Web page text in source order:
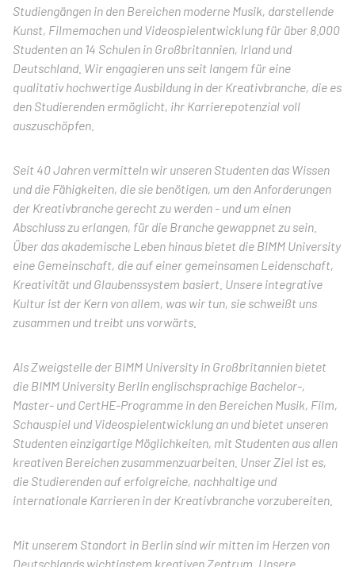
Studiengängen in den Bereichen moderne Musik, darstellende
Kunst, Filmemachen und Videospielentwicklung für über 8.000
Studenten an 14 Schulen in Großbritannien, Irland und
Deutschland. Wir engagieren uns seit langem für eine
qualitativ hochwertige Ausbildung in der Kreativbranche, die es
den Studierenden ermöglicht, ihr Karrierepotenzial voll
auszuschöpfen.
Seit 40 Jahren vermitteln wir unseren Studenten das Wissen
und die Fähigkeiten, die sie benötigen, um den Anforderungen
der Kreativbranche gerecht zu werden - und um einen
Abschluss zu erlangen, für die Branche gewappnet zu sein.
Über das akademische Leben hinaus bietet die BIMM University
eine Gemeinschaft, die auf einer gemeinsamen Leidenschaft,
Kreativität und Glaubenssystem basiert. Unsere integrative
Kultur ist der Kern von allem, was wir tun, sie schweißt uns
zusammen und treibt uns vorwärts.
Als Zweigstelle der BIMM University in Großbritannien bietet
die BIMM University Berlin englischsprachige Bachelor-,
Master- und CertHE-Programme in den Bereichen Musik, Film,
Schauspiel und Videospielentwicklung an und bietet unseren
Studenten einzigartige Möglichkeiten, mit Studenten aus allen
kreativen Bereichen zusammenzuarbeiten. Unser Ziel ist es,
die Studierenden auf erfolgreiche, nachhaltige und
internationale Karrieren in der Kreativbranche vorzubereiten.
Mit unserem Standort in Berlin sind wir mitten im Herzen von
Deutschlands wichtigstem kreativen Zentrum. Unsere